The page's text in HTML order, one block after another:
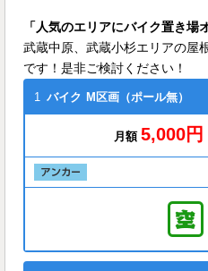
「人気のエリアにバイク置き場
武蔵中原、武蔵小杉エリアの屋
です！是非ご検討ください！
1 バイク M区画（ポール無）
月額 5,000円